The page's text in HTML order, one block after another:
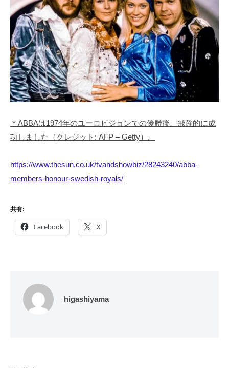
＊ABBAは1974年のユーロビジョンでの優勝後、飛躍的に成
功しました（クレジット: AFP – Getty）。
https://www.thesun.co.uk/tvandshowbiz/28243240/abba-
members-honour-swedish-royals/
共有:
Facebook X
higashiyama